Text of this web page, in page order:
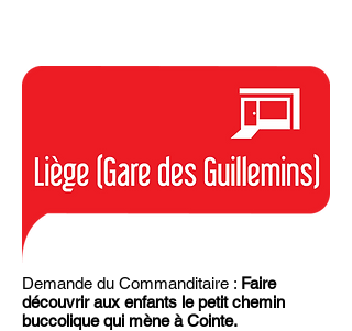
Demande du Commanditaire : Faire
découvrir aux enfants le petit chemin
buccolique qui mène à Cointe.